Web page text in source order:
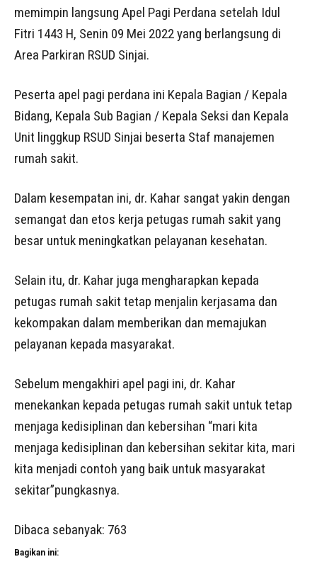
memimpin langsung Apel Pagi Perdana setelah Idul
Fitri 1443 H, Senin 09 Mei 2022 yang berlangsung di
Area Parkiran RSUD Sinjai.
Peserta apel pagi perdana ini Kepala Bagian / Kepala
Bidang, Kepala Sub Bagian / Kepala Seksi dan Kepala
Unit linggkup RSUD Sinjai beserta Staf manajemen
rumah sakit.
Dalam kesempatan ini, dr. Kahar sangat yakin dengan
semangat dan etos kerja petugas rumah sakit yang
besar untuk meningkatkan pelayanan kesehatan.
Selain itu, dr. Kahar juga mengharapkan kepada
petugas rumah sakit tetap menjalin kerjasama dan
kekompakan dalam memberikan dan memajukan
pelayanan kepada masyarakat.
Sebelum mengakhiri apel pagi ini, dr. Kahar
menekankan kepada petugas rumah sakit untuk tetap
menjaga kedisiplinan dan kebersihan “mari kita
menjaga kedisiplinan dan kebersihan sekitar kita, mari
kita menjadi contoh yang baik untuk masyarakat
sekitar”pungkasnya.
Dibaca sebanyak: 763
Bagikan ini: